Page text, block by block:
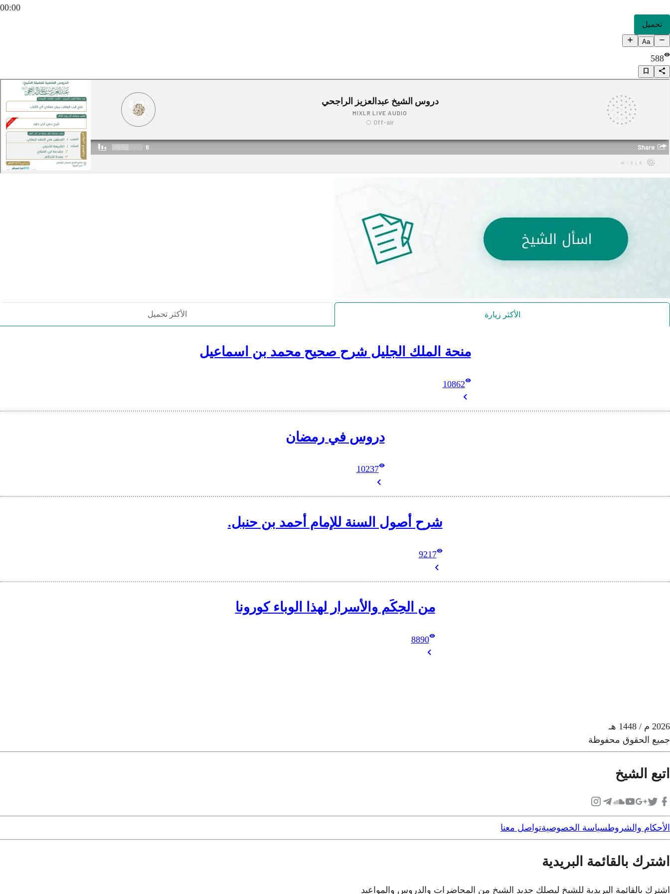
00:00
تحميل
Aa
588
الأكثر زيارة الأكثر تحميل
منحة الملك الجليل شرح صحيح محمد بن اسماعيل
10862
دروس في رمضان
10237
شرح أصول السنة للإمام أحمد بن حنبل.
9217
من الحِكَم والأسرار لهذا الوباء كورونا
8890
2026 م / 1448 هـ
جميع الحقوق محفوظة
اتبع الشيخ
الأحكام والشروطسياسة الخصوصيةتواصل معنا
اشترك بالقائمة البريدية
اشترك بالقائمة البريدية للشيخ ليصلك جديد الشيخ من المحاضرات والدروس والمواعيد